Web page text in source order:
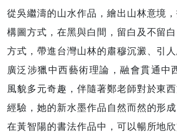
從吳繼濤的山水作品，繪出山林意境
構圖方式，在黑與白間，留白及不留
方式，帶進台灣山林的肅穆沉澱、引
廣泛涉獵中西藝術理論，融會貫通中
風貌多元奇趣，伴隨著鄭老師對於東
經驗，她的新水墨作品自然而然的形
在黃智陽的書法作品中，可以暢所地